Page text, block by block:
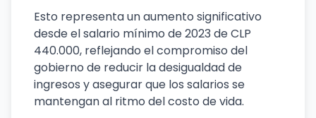
Esto representa un aumento significativo
desde el salario mínimo de 2023 de CLP
440.000, reflejando el compromiso del
gobierno de reducir la desigualdad de
ingresos y asegurar que los salarios se
mantengan al ritmo del costo de vida.